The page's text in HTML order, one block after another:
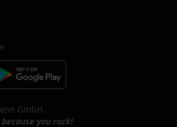
GmbH.
you rock!